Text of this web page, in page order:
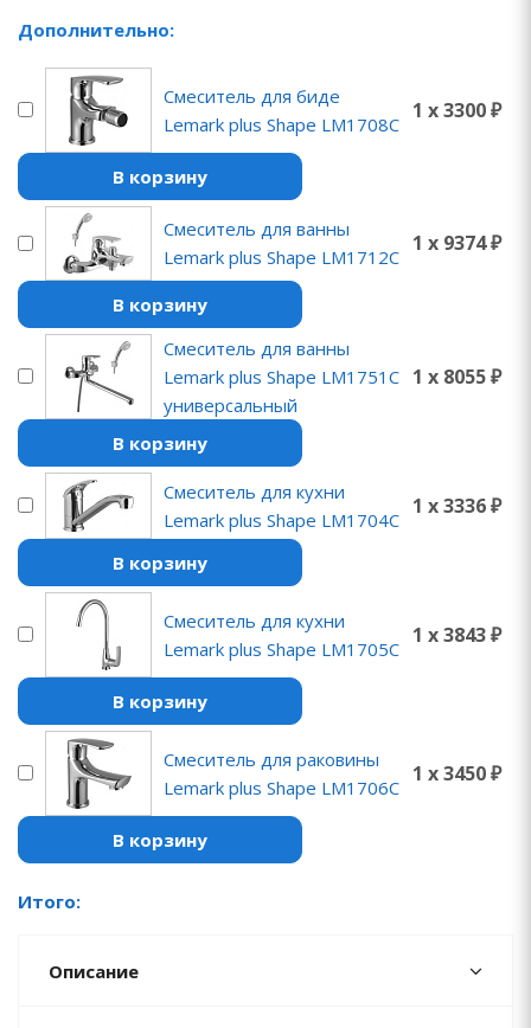
Дополнительно:
Смеситель для биде
Lemark plus Shape LM1708C
1 x 3300 ₽
В корзину
Смеситель для ванны
Lemark plus Shape LM1712C
1 x 9374 ₽
В корзину
Смеситель для ванны
Lemark plus Shape LM1751C
универсальный
1 x 8055 ₽
В корзину
Смеситель для кухни
Lemark plus Shape LM1704C
1 x 3336 ₽
В корзину
Смеситель для кухни
Lemark plus Shape LM1705C
1 x 3843 ₽
В корзину
Смеситель для раковины
Lemark plus Shape LM1706C
1 x 3450 ₽
В корзину
Итого:
Описание